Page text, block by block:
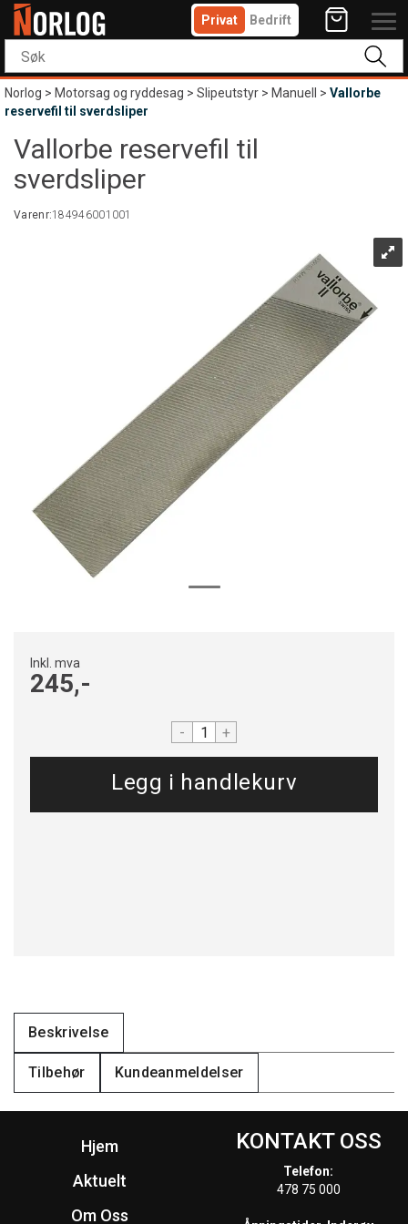
Privat Bedrift
Norlog>Motorsag og ryddesag>Slipeutstyr>Manuell >Vallorbe
reservefil til sverdsliper
Vallorbe reservefil til
sverdsliper
Varenr:184946001001
Inkl. mva
245,-
- +
Beskrivelse
Tilbehør Kundeanmeldelser
Hjem
Aktuelt
Om Oss
KONTAKT OSS
Telefon:
478 75 000